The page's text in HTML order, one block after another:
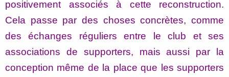
positivement associés à cette reconstruction.
Cela passe par des choses concrètes, comme
des échanges réguliers entre le club et ses
associations de supporters, mais aussi par la
conception même de la place que les supporters